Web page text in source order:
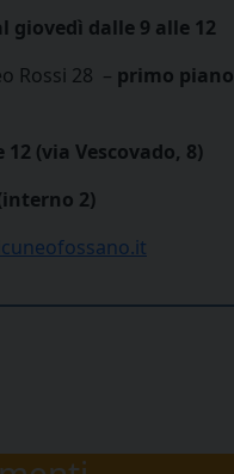
dalle 9 alle 12
Rossi 28 – primo piano
(via Vescovado, 8)
2)